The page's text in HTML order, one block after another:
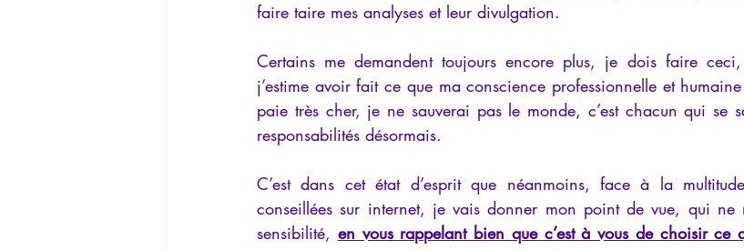
faire taire mes analyses et leur divulgation.
Certains me demandent toujours encore plus, je dois faire
j’estime avoir fait ce que ma conscience professionnelle et
paie très cher, je ne sauverai pas le monde, c’est chacun qui se
responsabilités désormais.
C’est dans cet état d’esprit que néanmoins, face à la
conseillées sur internet, je vais donner mon point de vue, qui ne
sensibilité, en vous rappelant bien que c’est à vous de choisir ce